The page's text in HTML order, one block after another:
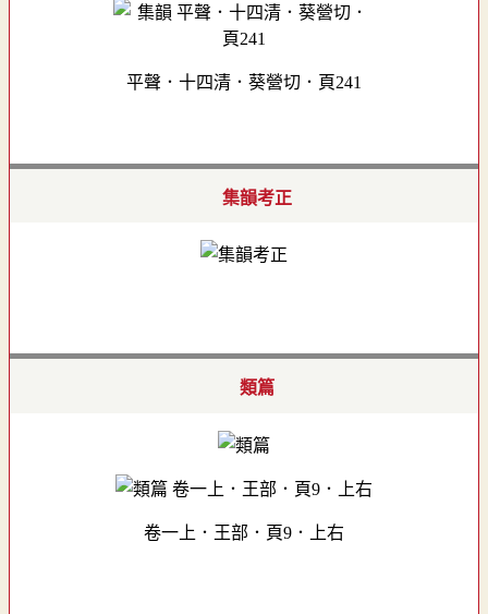
平聲．十四清．葵營切．頁241
集韻考正
類篇
卷一上．王部．頁9．上右